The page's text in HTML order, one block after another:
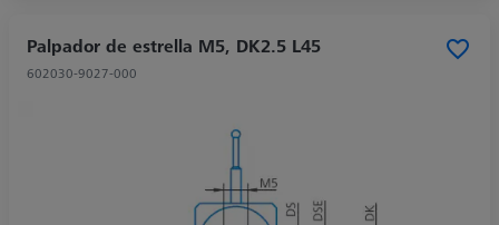
Palpador de estrella M5, DK2.5 L45
602030-9027-000